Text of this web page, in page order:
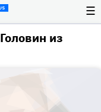
☰
из